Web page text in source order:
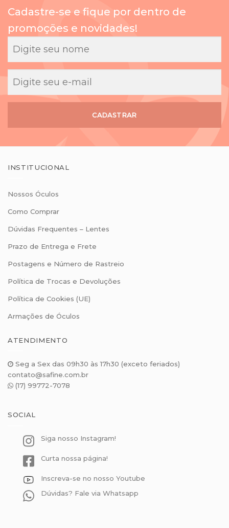
compras.
Cadastre-se e fique por dentro de
promoções e novidades!
CADASTRAR
INSTITUCIONAL
Nossos Óculos
Como Comprar
Dúvidas Frequentes – Lentes
Prazo de Entrega e Frete
Postagens e Número de Rastreio
Política de Trocas e Devoluções
Política de Cookies (UE)
Armações de Óculos
ATENDIMENTO
Seg a Sex das 09h30 às 17h30 (exceto feriados)
contato@safine.com.br
(17) 99772-7078
SOCIAL
Siga nosso Instagram!
Curta nossa página!
Inscreva-se no nosso Youtube
Dúvidas? Fale via Whatsapp